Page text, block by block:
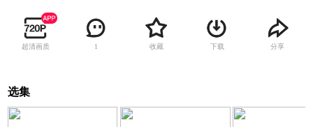
超清画质 1 收藏 下载 分享
选集